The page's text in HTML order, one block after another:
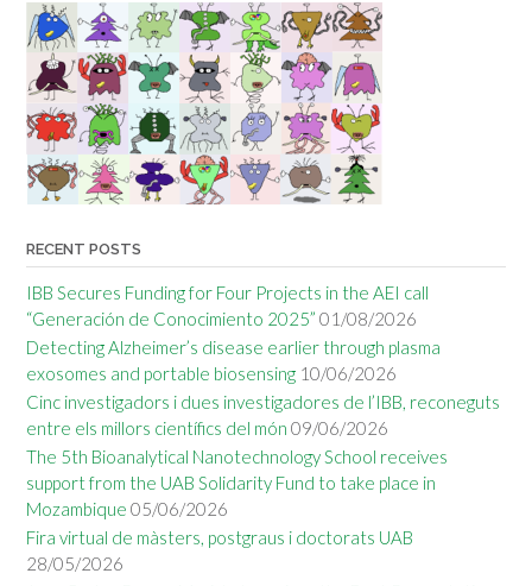
RECENT POSTS
IBB Secures Funding for Four Projects in the AEI call
“Generación de Conocimiento 2025” 01/08/2026
Detecting Alzheimer’s disease earlier through plasma
exosomes and portable biosensing 10/06/2026
Cinc investigadors i dues investigadores de l’IBB, reconeguts
entre els millors científics del món 09/06/2026
The 5th Bioanalytical Nanotechnology School receives
support from the UAB Solidarity Fund to take place in
Mozambique 05/06/2026
Fira virtual de màsters, postgraus i doctorats UAB
28/05/2026